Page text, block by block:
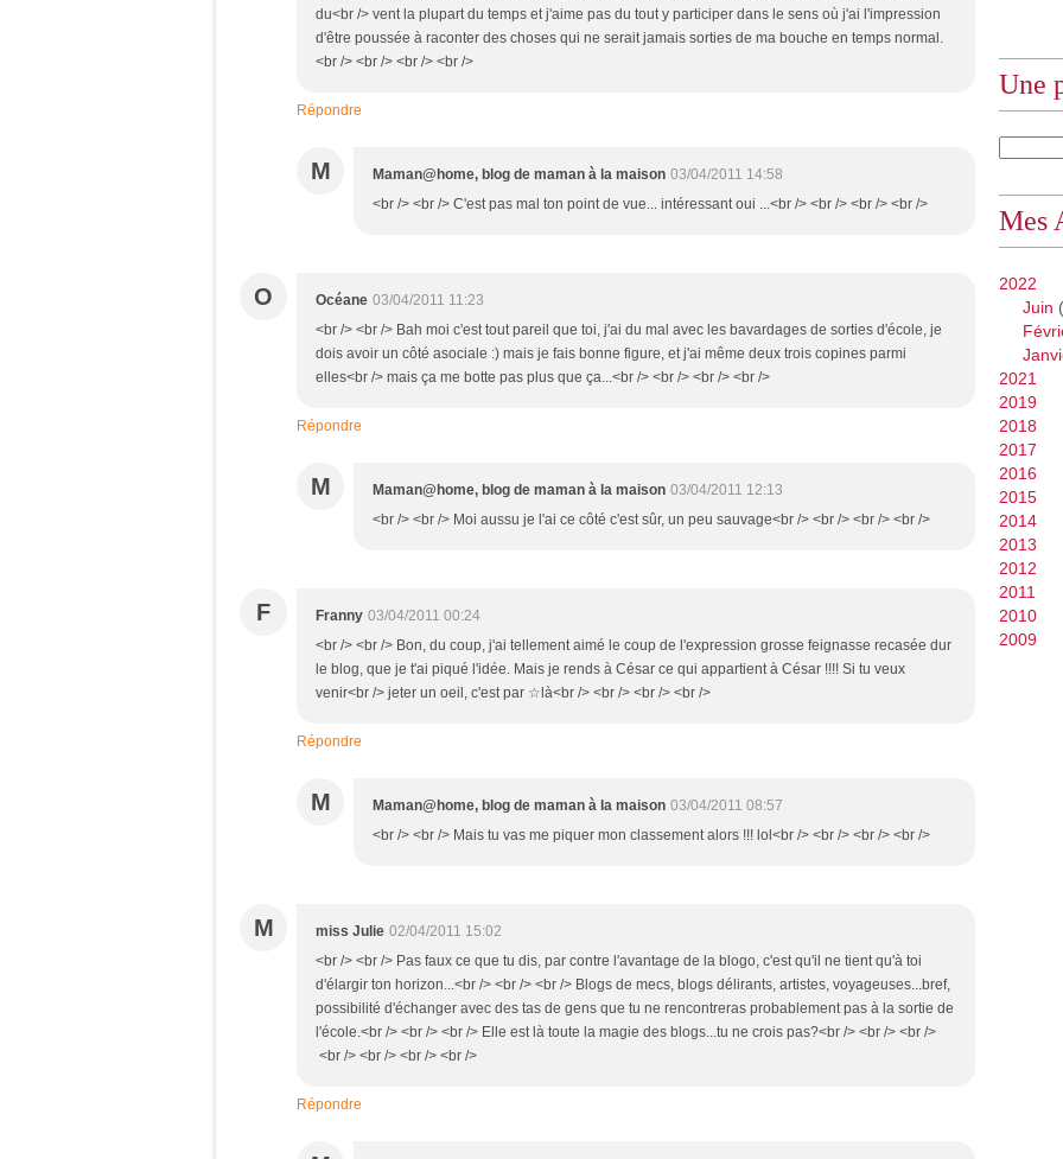
du<br /> vent la plupart du temps et j'aime pas du tout y participer dans le sens où j'ai l'impression
d'être poussée à raconter des choses qui ne serait jamais sorties de ma bouche en temps normal.
<br /> <br /> <br /> <br />
Répondre
M Maman@home, blog de maman à la maison 03/04/2011 14:58
<br /> <br /> C'est pas mal ton point de vue... intéressant oui ...<br /> <br /> <br /> <br />
O Océane 03/04/2011 11:23
<br /> <br /> Bah moi c'est tout pareil que toi, j'ai du mal avec les bavardages de sorties d'école, je
dois avoir un côté asociale :) mais je fais bonne figure, et j'ai même deux trois copines parmi
elles<br /> mais ça me botte pas plus que ça...<br /> <br /> <br /> <br />
Répondre
M Maman@home, blog de maman à la maison 03/04/2011 12:13
<br /> <br /> Moi aussu je l'ai ce côté c'est sûr, un peu sauvage<br /> <br /> <br /> <br />
F Franny 03/04/2011 00:24
<br /> <br /> Bon, du coup, j'ai tellement aimé le coup de l'expression grosse feignasse recasée dur
le blog, que je t'ai piqué l'idée. Mais je rends à César ce qui appartient à César !!!! Si tu veux
venir<br /> jeter un oeil, c'est par ☆là<br /> <br /> <br /> <br />
Répondre
M Maman@home, blog de maman à la maison 03/04/2011 08:57
<br /> <br /> Mais tu vas me piquer mon classement alors !!! lol<br /> <br /> <br /> <br />
M miss Julie 02/04/2011 15:02
<br /> <br /> Pas faux ce que tu dis, par contre l'avantage de la blogo, c'est qu'il ne tient qu'à toi
d'élargir ton horizon...<br /> <br /> <br /> Blogs de mecs, blogs délirants, artistes, voyageuses...bref,
possibilité d'échanger avec des tas de gens que tu ne rencontreras probablement pas à la sortie de
l'école.<br /> <br /> <br /> Elle est là toute la magie des blogs...tu ne crois pas?<br /> <br /> <br />
<br /> <br /> <br /> <br />
Répondre
Une
Mes
2022
Juin
2021
2019
2018
2017
2016
2015
2014
2013
2012
2011
2010
2009